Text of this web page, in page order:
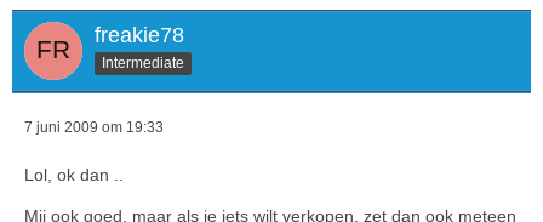
freakie78
Intermediate
7 juni 2009 om 19:33
Lol, ok dan ..
Mij ook goed, maar als je iets wilt verkopen, zet dan ook meteen